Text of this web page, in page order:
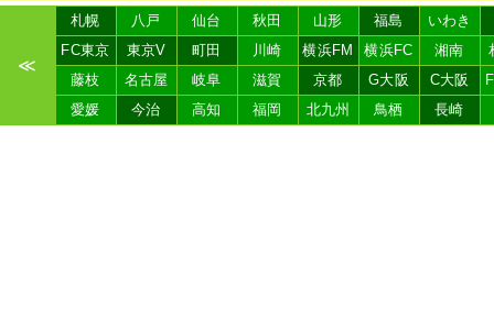
≪
札幌 八戸 仙台 秋田 山形 福島
いわき
FC東京
東京V 町田 川崎 横浜FM 横浜FC 湘南
藤枝
名古屋 岐阜 滋賀 京都 G大阪 C大阪
愛媛
今治 高知 福岡 北九州 鳥栖 長崎